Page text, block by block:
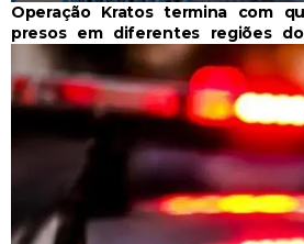
Operação Kratos termina com
presos em diferentes regiões